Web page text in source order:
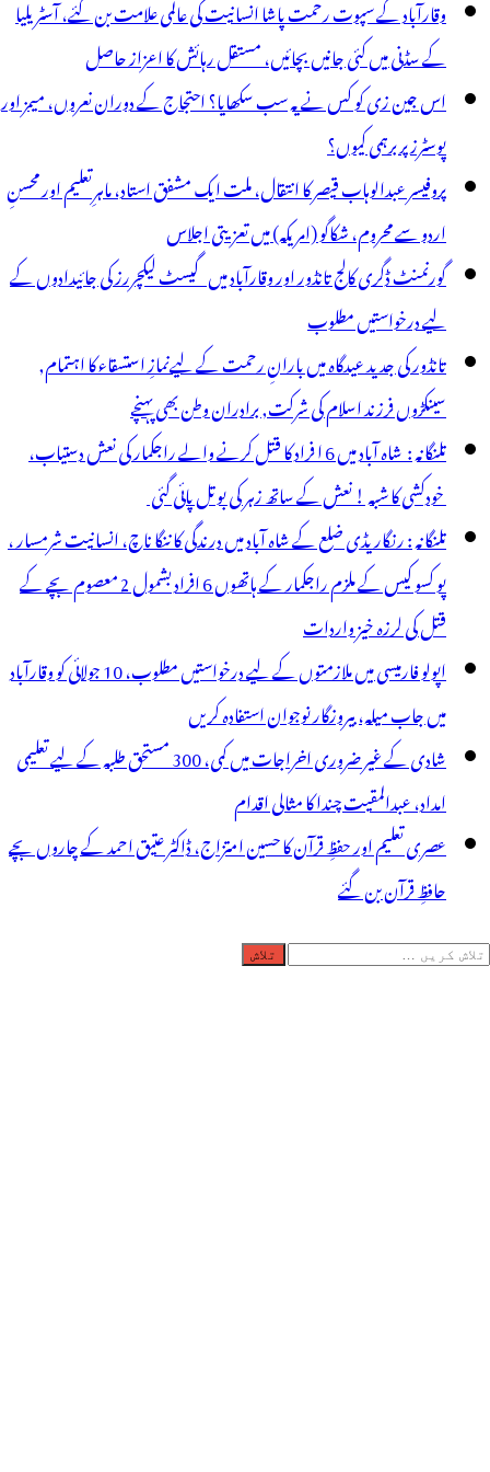
وقارآباد کے سپوت رحمت پاشا انسانیت کی عالمی علامت بن گئے، آسٹریلیا
کے سڈنی میں کئی جانیں بچائیں، مستقل رہائش کا اعزاز حاصل
اس جین زی کو کس نے یہ سب سکھایا؟ احتجاج کے دوران نعروں، میمز اور
پوسٹرز پر برہمی کیوں؟
پروفیسر عبدالوہاب قیصر کا انتقال، ملت ایک مشفق استاد، ماہرِتعلیم اور محسنِ
اردو سے محروم، شکاگو (امریکہ) میں تعزیتی اجلاس
گورنمنٹ ڈگری کالج تانڈور اور وقارآباد میں گیسٹ لیکچررز کی جائیدادوں کے
لیے درخواستیں مطلوب
تانڈور کی جدید عیدگاہ میں بارانِ رحمت کے لیےنمازِ استسقاء کا اہتمام,
سینکڑوں فرزند اسلام کی شرکت, برادران وطن بھی پہنچے
تلنگانہ : شاہ آباد میں 6 ا فراد کا قتل کرنے والے راجکمار کی نعش دستیاب،
خودکشی کا شبہ ! نعش کے ساتھ زہر کی بوتل پائی گئی
تلنگانہ : رنگاریڈی ضلع کے شاہ آباد میں درندگی کا ننگا ناچ، انسانیت شرمسار ،
پو کسو کیس کے ملزم راجکمار کے ہاتھوں 6 افراد بشمول 2 معصوم بچے کے
قتل کی لرزہ خیز واردات
اپولو فارمیسی میں ملازمتوں کے لیے درخواستیں مطلوب، 10 جولائی کو وقارآباد
میں جاب میلہ، بیروزگار نوجوان استفادہ کریں
شادی کے غیر ضروری اخراجات میں کمی، 300 مستحق طلبہ کے لیے تعلیمی
امداد، عبدالمقیت چندا کا مثالی اقدام
عصری تعلیم اور حفظِ قرآن کا حسین امتزاج، ڈاکٹر عتیق احمد کے چاروں بچے
حافظِ قرآن بن گئے
تلاش